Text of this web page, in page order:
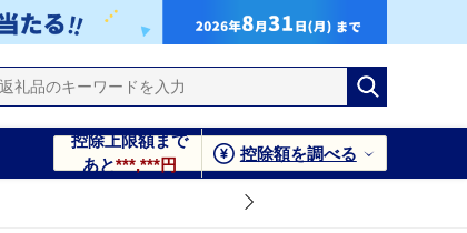
控除上限額まで
あと***,***円
控除額を調べる